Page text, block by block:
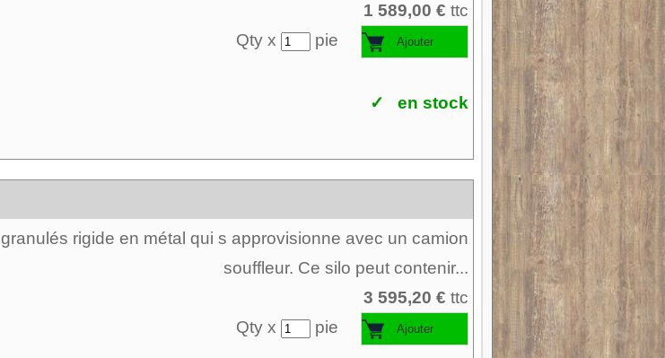
1 589,00 € ttc
Qty x
pie
✓ en stock
rigide en métal qui s approvisionne avec un camion
souffleur. Ce silo peut contenir...
3 595,20 € ttc
Qty x
pie